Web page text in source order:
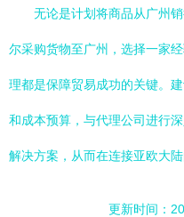
无论是计划将商品从广州
尔采购货物至广州，选择一家
理都是保障贸易成功的关键。
和成本预算，与代理公司进行
解决方案，从而在连接亚欧大
更新时间：